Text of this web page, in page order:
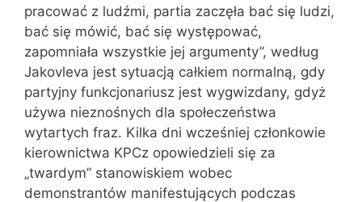
pracować z ludźmi, partia zaczęła bać się ludzi,
bać się mówić, bać się występować,
zapomniała wszystkie jej argumenty”, według
Jakovleva jest sytuacją całkiem normalną, gdy
partyjny funkcjonariusz jest wygwizdany, gdyż
używa nieznośnych dla społeczeństwa
wytartych fraz. Kilka dni wcześniej członkowie
kierownictwa KPCz opowiedzieli się za
„twardym” stanowiskiem wobec
demonstrantów manifestujących podczas